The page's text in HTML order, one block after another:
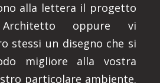
alla lettera il progetto
oppure vi
stessi un disegno che si
migliore alla vostra
particolare ambiente.